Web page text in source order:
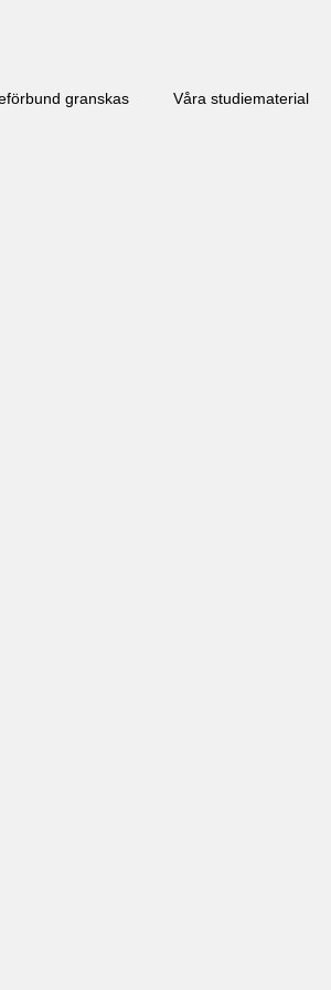
granskas​ Våra studiematerial